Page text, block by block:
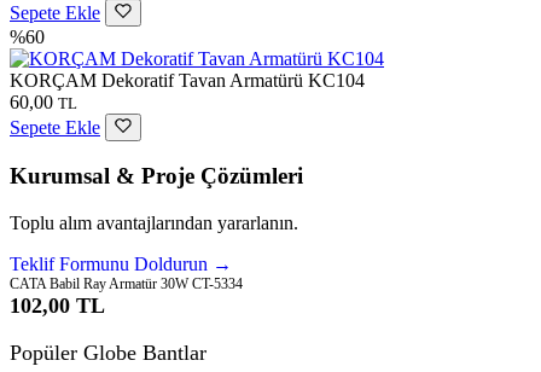
Sepete Ekle
%60
KORÇAM Dekoratif Tavan Armatürü KC104
60,00 TL
Sepete Ekle
Kurumsal & Proje Çözümleri
Toplu alım avantajlarından yararlanın.
Teklif Formunu Doldurun →
CATA Babil Ray Armatür 30W CT-5334
102,00 TL
Popüler Globe Bantlar